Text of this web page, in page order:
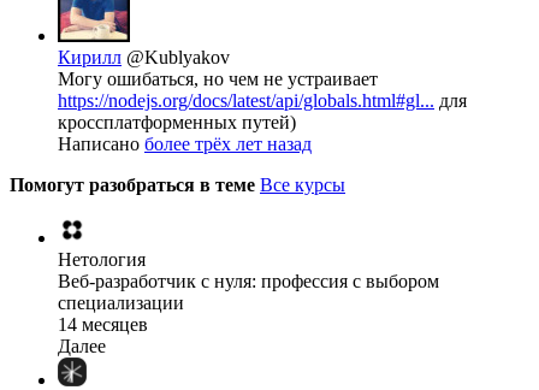
Кирилл @Kublyakov
Могу ошибаться, но чем не устраивает
https://nodejs.org/docs/latest/api/globals.html#gl... для
кроссплатформенных путей)
Написано более трёх лет назад
Помогут разобраться в теме Все курсы
Нетология
Веб-разработчик с нуля: профессия с выбором
специализации
14 месяцев
Далее